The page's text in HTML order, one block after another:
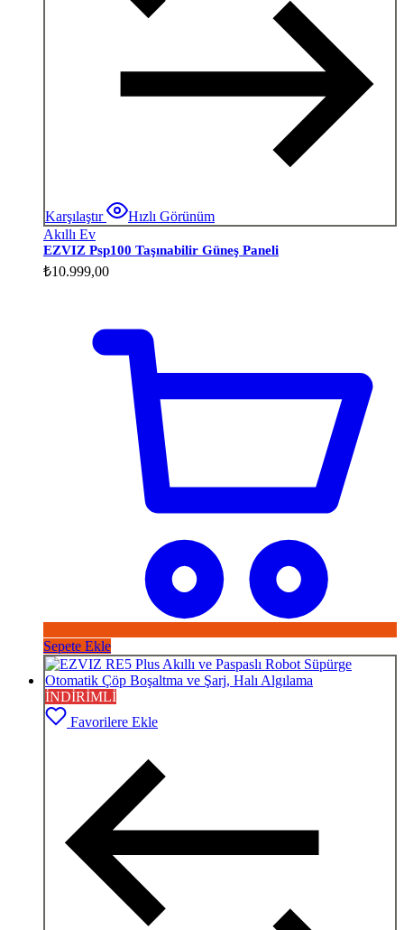
Karşılaştır
Hızlı Görünüm
Akıllı Ev
EZVIZ Psp100 Taşınabilir Güneş Paneli
₺10.999,00
Sepete Ekle
İNDİRİMLİ
Favorilere Ekle